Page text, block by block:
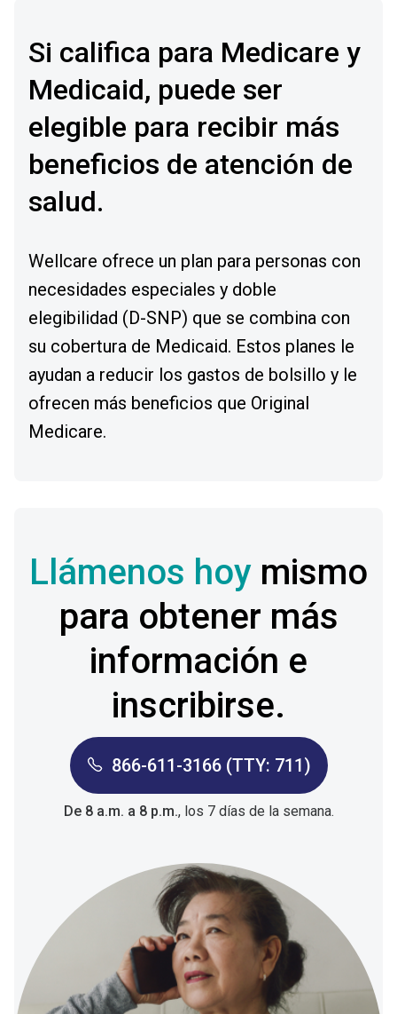
Si califica para Medicare y
Medicaid, puede ser
elegible para recibir más
beneficios de atención de
salud.
Wellcare ofrece un plan para personas con
necesidades especiales y doble
elegibilidad (D-SNP) que se combina con
su cobertura de Medicaid. Estos planes le
ayudan a reducir los gastos de bolsillo y le
ofrecen más beneficios que Original
Medicare.
Llámenos hoy mismo
para obtener más
información e
inscribirse.
866-611-3166 (TTY: 711)
De 8 a.m. a 8 p.m., los 7 días de la semana.